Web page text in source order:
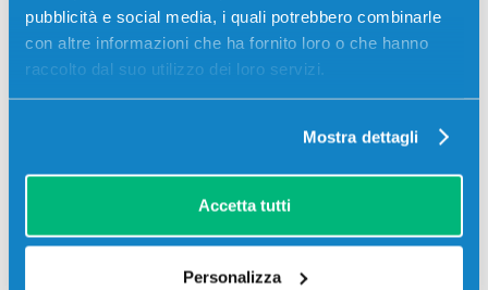
pubblicità e social media, i quali potrebbero combinarle
con altre informazioni che ha fornito loro o che hanno
raccolto dal suo utilizzo dei loro servizi.
Mostra dettagli
Accetta tutti
Personalizza